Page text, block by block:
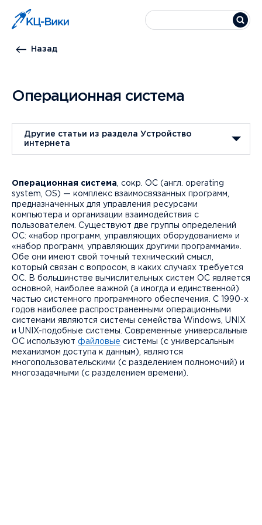
Назад
Операционная система
Другие статьи из раздела Устройство
интернета
Операционная система , сокр. ОС (англ. operating
system, OS) — комплекс взаимосвязанных программ,
предназначенных для управления ресурсами
компьютера и организации взаимодействия с
пользователем. Существуют две группы определений
ОС: «набор программ, управляющих оборудованием» и
«набор программ, управляющих другими программами».
Обе они имеют свой точный технический смысл,
который связан с вопросом, в каких случаях требуется
ОС. В большинстве вычислительных систем ОС является
основной, наиболее важной (а иногда и единственной)
частью системного программного обеспечения. С 1990-х
годов наиболее распространенными операционными
системами являются системы семейства Windows, UNIX
и UNIX-подобные системы. Современные универсальные
ОС используют файловые системы (с универсальным
механизмом доступа к данным), являются
многопользовательскими (с разделением полномочий) и
многозадачными (с разделением времени).